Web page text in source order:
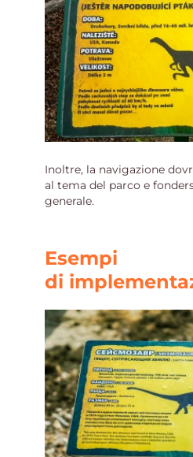
Inoltre, la navigazione
al tema del parco e
generale.
Esempi
di